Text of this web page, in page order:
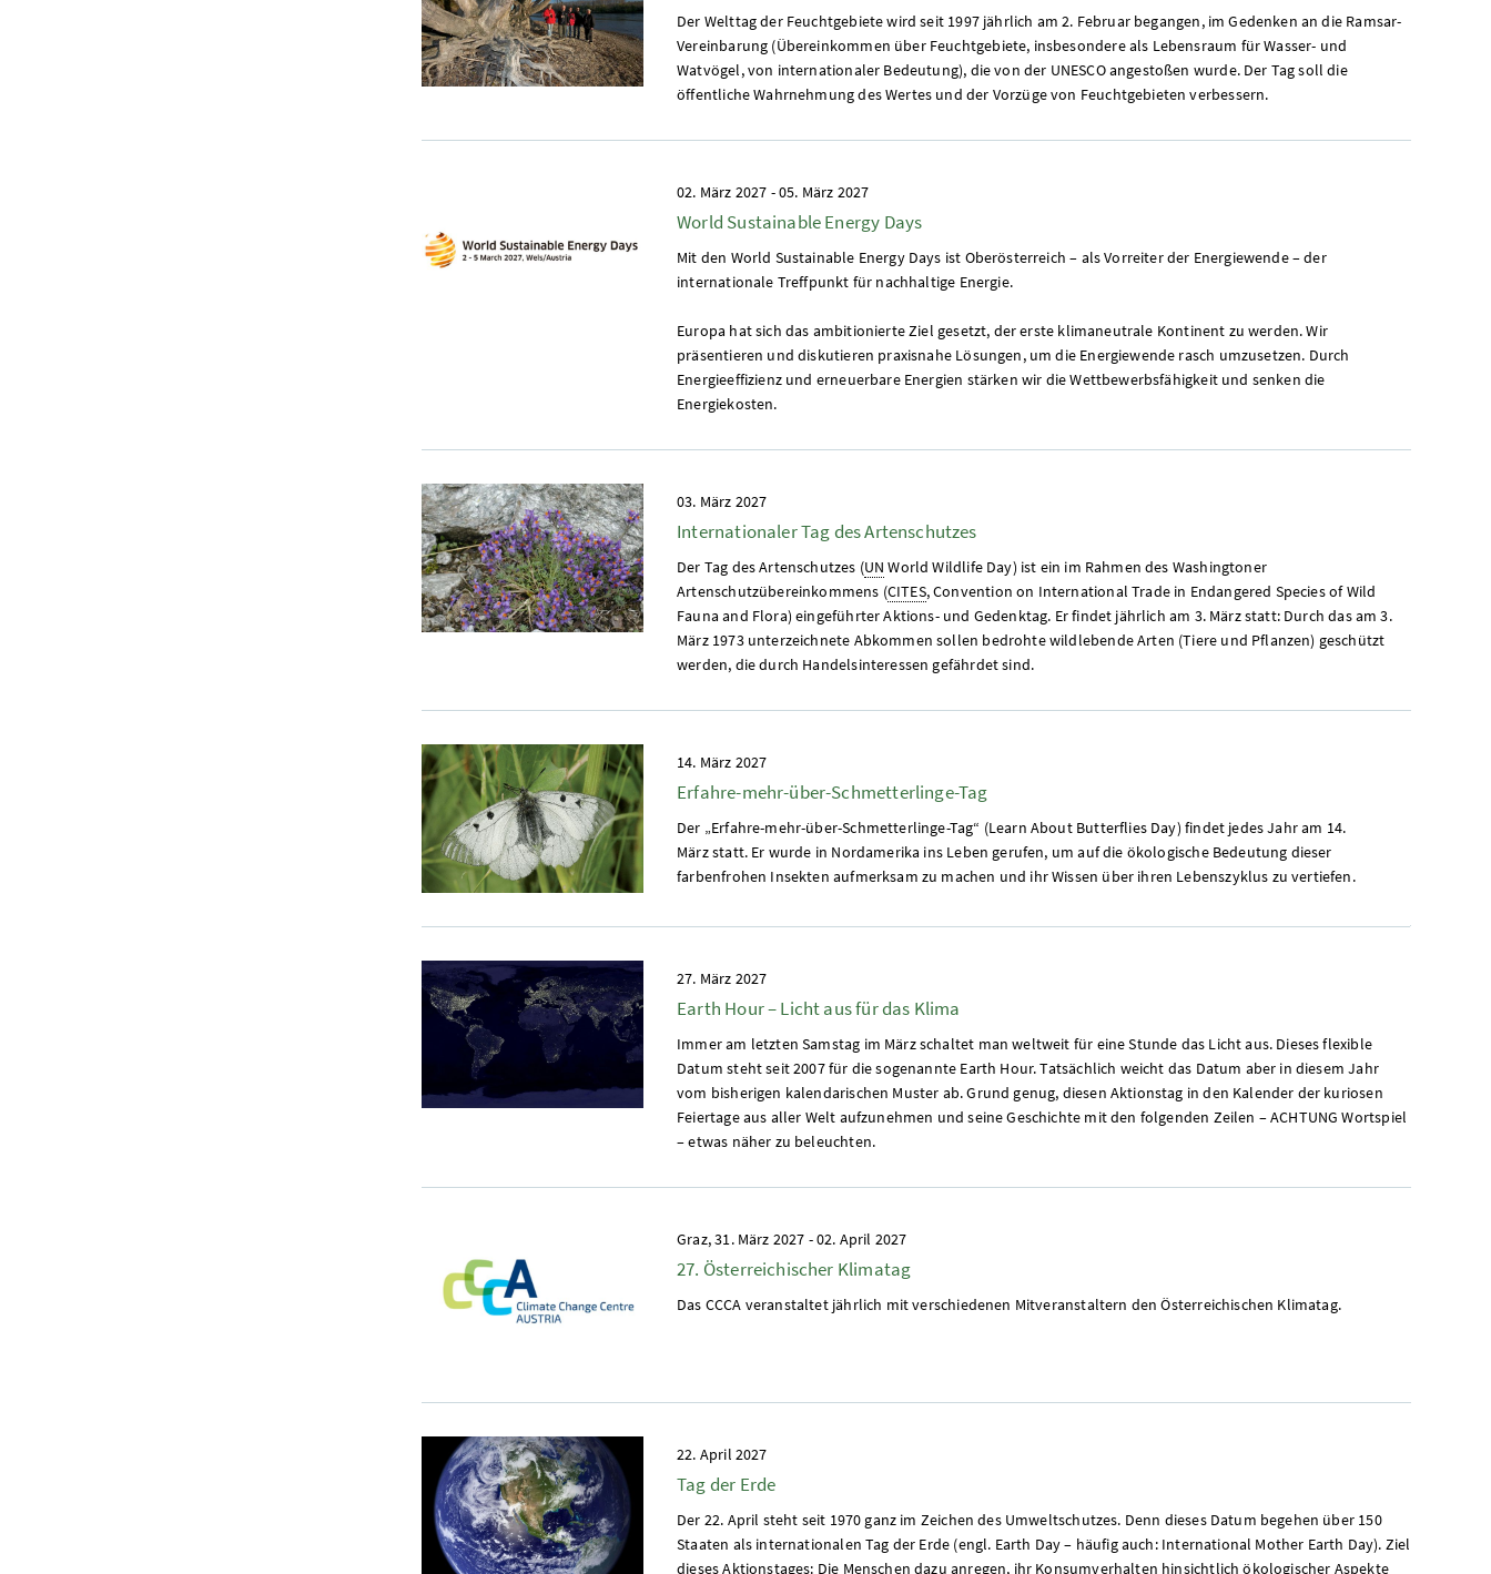
Der Welttag der Feuchtgebiete wird seit 1997 jährlich am 2. Februar begangen, im Gedenken an die Ramsar-
Vereinbarung (Übereinkommen über Feuchtgebiete, insbesondere als Lebensraum für Wasser- und
Watvögel, von internationaler Bedeutung), die von der UNESCO angestoßen wurde. Der Tag soll die
öffentliche Wahrnehmung des Wertes und der Vorzüge von Feuchtgebieten verbessern.
02. März 2027 -05. März 2027
World Sustainable Energy Days
Mit den World Sustainable Energy Days ist Oberösterreich – als Vorreiter der Energiewende – der
internationale Treffpunkt für nachhaltige Energie.
Europa hat sich das ambitionierte Ziel gesetzt, der erste klimaneutrale Kontinent zu werden. Wir
präsentieren und diskutieren praxisnahe Lösungen, um die Energiewende rasch umzusetzen. Durch
Energieeffizienz und erneuerbare Energien stärken wir die Wettbewerbsfähigkeit und senken die
Energiekosten.
03. März 2027
Internationaler Tag des Artenschutzes
Der Tag des Artenschutzes (UN World Wildlife Day) ist ein im Rahmen des Washingtoner
Artenschutzübereinkommens (CITES, Convention on International Trade in Endangered Species of Wild
Fauna and Flora) eingeführter Aktions- und Gedenktag. Er findet jährlich am 3. März statt: Durch das am 3.
März 1973 unterzeichnete Abkommen sollen bedrohte wildlebende Arten (Tiere und Pflanzen) geschützt
werden, die durch Handelsinteressen gefährdet sind.
14. März 2027
Erfahre-mehr-über-Schmetterlinge-Tag
Der „Erfahre-mehr-über-Schmetterlinge-Tag“ (Learn About Butterflies Day) findet jedes Jahr am 14.
März statt. Er wurde in Nordamerika ins Leben gerufen, um auf die ökologische Bedeutung dieser
farbenfrohen Insekten aufmerksam zu machen und ihr Wissen über ihren Lebenszyklus zu vertiefen.
27. März 2027
Earth Hour – Licht aus für das Klima
Immer am letzten Samstag im März schaltet man weltweit für eine Stunde das Licht aus. Dieses flexible
Datum steht seit 2007 für die sogenannte Earth Hour. Tatsächlich weicht das Datum aber in diesem Jahr
vom bisherigen kalendarischen Muster ab. Grund genug, diesen Aktionstag in den Kalender der kuriosen
Feiertage aus aller Welt aufzunehmen und seine Geschichte mit den folgenden Zeilen – ACHTUNG Wortspiel
– etwas näher zu beleuchten.
Graz,31. März 2027 -02. April 2027
27. Österreichischer Klimatag
Das CCCA veranstaltet jährlich mit verschiedenen Mitveranstaltern den Österreichischen Klimatag.
22. April 2027
Tag der Erde
Der 22. April steht seit 1970 ganz im Zeichen des Umweltschutzes. Denn dieses Datum begehen über 150
Staaten als internationalen Tag der Erde (engl. Earth Day – häufig auch: International Mother Earth Day). Ziel
dieses Aktionstages: Die Menschen dazu anregen, ihr Konsumverhalten hinsichtlich ökologischer Aspekte